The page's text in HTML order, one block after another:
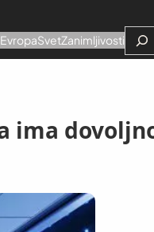
EvropaSvetZanimljivosti
ima